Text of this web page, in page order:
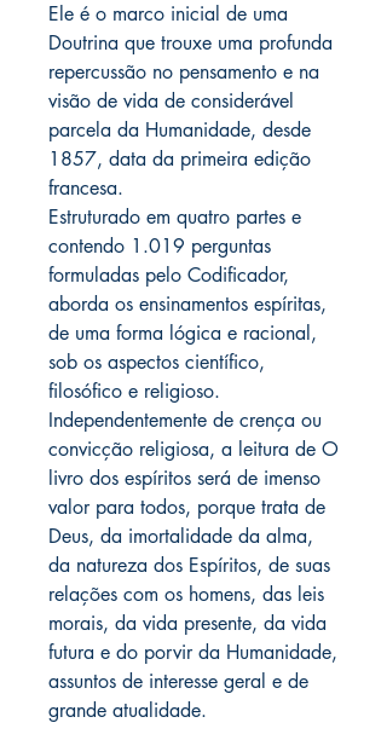
Ele é o marco inicial de uma
Doutrina que trouxe uma profunda
repercussão no pensamento e na
visão de vida de considerável
parcela da Humanidade, desde
1857, data da primeira edição
francesa.
Estruturado em quatro partes e
contendo 1.019 perguntas
formuladas pelo Codificador,
aborda os ensinamentos espíritas,
de uma forma lógica e racional,
sob os aspectos científico,
filosófico e religioso.
Independentemente de crença ou
convicção religiosa, a leitura de O
livro dos espíritos será de imenso
valor para todos, porque trata de
Deus, da imortalidade da alma,
da natureza dos Espíritos, de suas
relações com os homens, das leis
morais, da vida presente, da vida
futura e do porvir da Humanidade,
assuntos de interesse geral e de
grande atualidade.